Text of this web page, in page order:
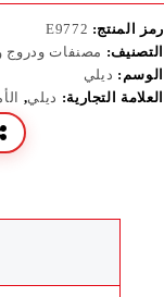
رمز المنتج: E9772
التصنيف: مصنفات ودروج
الوسم: ديلي
العلامة التجارية: ديلي,